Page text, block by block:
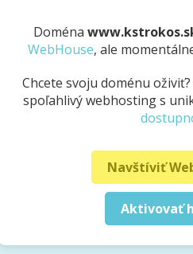
Doména
WebHouse, ale
Chcete svoju doménu
spoľahlivý webhosting s
Navštíviť
Aktivovať